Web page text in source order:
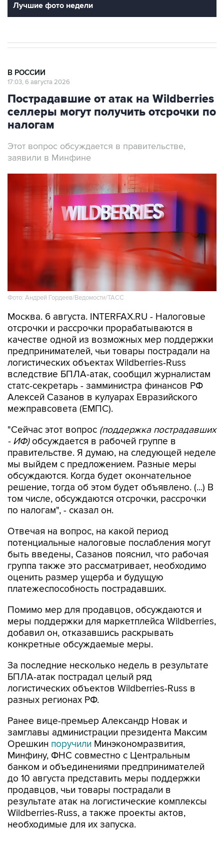
Лучшие фото недели
В РОССИИ
17:03, 6 августа 2026
Пострадавшие от атак на Wildberries
селлеры могут получить отсрочки по
налогам
Этот вопрос обсуждается в правительстве,
заявили в Минфине
Фото: Андрей Гордеев/Ведомости/ТАСС
Москва. 6 августа. INTERFAX.RU - Налоговые
отсрочки и рассрочки прорабатываются в
качестве одной из возможных мер поддержки
предпринимателей, чьи товары пострадали на
логистических объектах Wildberries-Russ
вследствие БПЛА-атак, сообщил журналистам
статс-секретарь - замминистра финансов РФ
Алексей Сазанов в кулуарах Евразийского
межправсовета (ЕМПС).
"Сейчас этот вопрос (поддержка пострадавших
- ИФ)обсуждается в рабочей группе в
правительстве. Я думаю, на следующей неделе
мы выйдем с предложением. Разные меры
обсуждаются. Когда будет окончательное
решение, тогда об этом будет объявлено. (...) В
том числе, обсуждаются отсрочки, рассрочки
по налогам", - сказал он.
Отвечая на вопрос, на какой период
потенциальные налоговые послабления могут
быть введены, Сазанов пояснил, что рабочая
группа также это рассматривает, необходимо
оценить размер ущерба и будущую
платежеспособность пострадавших.
Помимо мер для продавцов, обсуждаются и
меры поддержки для маркетплейса Wildberries,
добавил он, отказавшись раскрывать
конкретные обсуждаемые меры.
За последние несколько недель в результате
БПЛА-атак пострадал целый ряд
логистических объектов Wildberries-Russ в
разных регионах РФ.
Ранее вице-премьер Александр Новак и
замглавы администрации президента Максим
Орешкин поручили Минэкономразвития,
Минфину, ФНС совместно с Центральным
банком и объединениями предпринимателей
до 10 августа представить меры поддержки
продавцов, чьи товары пострадали в
результате атак на логистические комплексы
Wildberries-Russ, а также проекты актов,
необходимые для их запуска.